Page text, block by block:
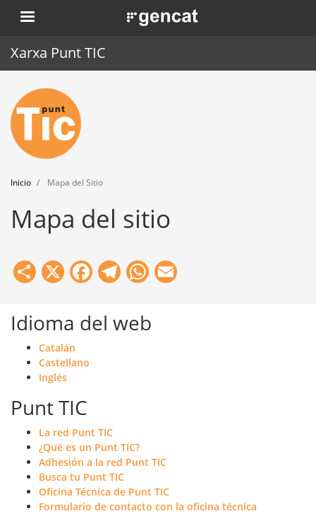
Pasar
al
. Obre en una nova finestra.
Xarxa Punt TIC
Inicio
Punt TIC
Actualidad
Agenda
Formación
Herramientas
Inicio Mapa del Sitio
Mapa del sitio
Share
X Facebook
Telegram
WhatsApp
Idioma del web
Catalán
Castellano
Inglés
Punt TIC
La red Punt TIC
¿Qué es un Punt TIC?
Adhesión a la red Punt TIC
Busca tu Punt TIC
Oficina Técnica de Punt TIC
Formulario de contacto con la oficina técnica